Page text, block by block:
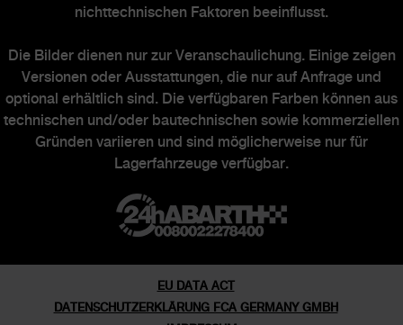
ABARTH WELT
Abarth Heritage
Markengeschichte
Abarth Officine
Ehemalige Sondermodelle
nichttechnischen Faktoren beeinflusst.
Die Bilder dienen nur zur Veranschaulichung. Einige zeigen
Versionen oder Ausstattungen, die nur auf Anfrage und
optional erhältlich sind. Die verfügbaren Farben können aus
technischen und/oder bautechnischen sowie kommerziellen
Gründen variieren und sind möglicherweise nur für
Lagerfahrzeuge verfügbar.
EU DATA ACT
DATENSCHUTZERKLÄRUNG FCA GERMANY GMBH